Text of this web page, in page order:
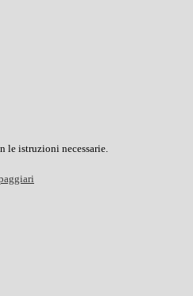
le istruzioni necessarie.